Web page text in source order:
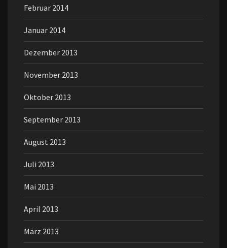
Februar 2014
Januar 2014
Dezember 2013
November 2013
Oktober 2013
September 2013
August 2013
Juli 2013
Mai 2013
April 2013
März 2013